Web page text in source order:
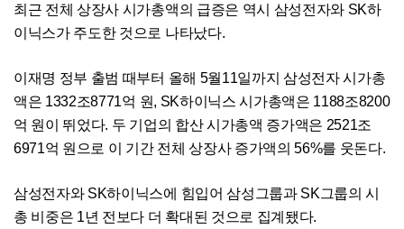
최근 전체 상장사 시가총액의 급증은 역시 삼성전자와 SK하
이닉스가 주도한 것으로 나타났다.
이재명 정부 출범 때부터 올해 5월11일까지 삼성전자 시가총
액은 1332조8771억 원, SK하이닉스 시가총액은 1188조8200
억 원이 뛰었다. 두 기업의 합산 시가총액 증가액은 2521조
6971억 원으로 이 기간 전체 상장사 증가액의 56%를 웃돈다.
삼성전자와 SK하이닉스에 힘입어 삼성그룹과 SK그룹의 시
총 비중은 1년 전보다 더 확대된 것으로 집계됐다.